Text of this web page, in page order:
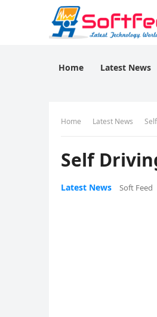
Home Latest News
Home Latest News
Self
Latest News Soft Feed